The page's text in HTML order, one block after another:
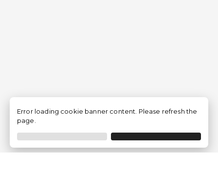
Error loading cookie banner content. Please refresh the
page.